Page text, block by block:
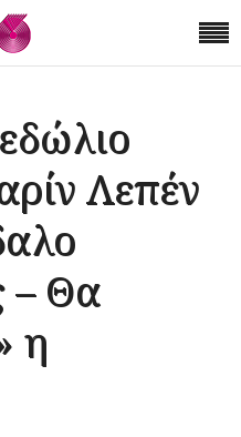
Λεπέν
– Θα
η